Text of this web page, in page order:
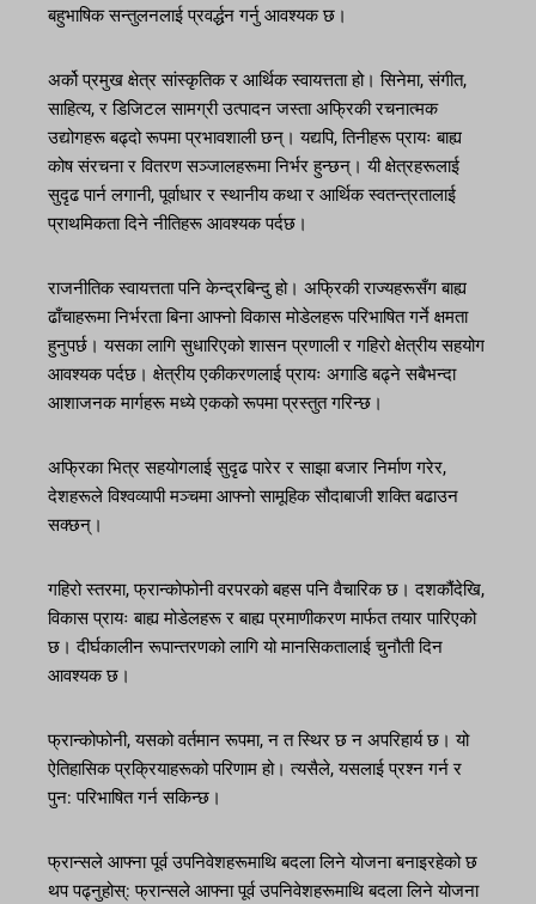
बहुभाषिक सन्तुलनलाई प्रवर्द्धन गर्नु आवश्यक छ।
अर्को प्रमुख क्षेत्र सांस्कृतिक र आर्थिक स्वायत्तता हो। सिनेमा, संगीत,
साहित्य, र डिजिटल सामग्री उत्पादन जस्ता अफ्रिकी रचनात्मक
उद्योगहरू बढ्दो रूपमा प्रभावशाली छन्। यद्यपि, तिनीहरू प्रायः बाह्य
कोष संरचना र वितरण सञ्जालहरूमा निर्भर हुन्छन्। यी क्षेत्रहरूलाई
सुदृढ पार्न लगानी, पूर्वाधार र स्थानीय कथा र आर्थिक स्वतन्त्रतालाई
प्राथमिकता दिने नीतिहरू आवश्यक पर्दछ।
राजनीतिक स्वायत्तता पनि केन्द्रबिन्दु हो। अफ्रिकी राज्यहरूसँग बाह्य
ढाँचाहरूमा निर्भरता बिना आफ्नो विकास मोडेलहरू परिभाषित गर्ने क्षमता
हुनुपर्छ। यसका लागि सुधारिएको शासन प्रणाली र गहिरो क्षेत्रीय सहयोग
आवश्यक पर्दछ। क्षेत्रीय एकीकरणलाई प्रायः अगाडि बढ्ने सबैभन्दा
आशाजनक मार्गहरू मध्ये एकको रूपमा प्रस्तुत गरिन्छ।
अफ्रिका भित्र सहयोगलाई सुदृढ पारेर र साझा बजार निर्माण गरेर,
देशहरूले विश्वव्यापी मञ्चमा आफ्नो सामूहिक सौदाबाजी शक्ति बढाउन
सक्छन्।
गहिरो स्तरमा, फ्रान्कोफोनी वरपरको बहस पनि वैचारिक छ। दशकौंदेखि,
विकास प्रायः बाह्य मोडेलहरू र बाह्य प्रमाणीकरण मार्फत तयार पारिएको
छ। दीर्घकालीन रूपान्तरणको लागि यो मानसिकतालाई चुनौती दिन
आवश्यक छ।
फ्रान्कोफोनी, यसको वर्तमान रूपमा, न त स्थिर छ न अपरिहार्य छ। यो
ऐतिहासिक प्रक्रियाहरूको परिणाम हो। त्यसैले, यसलाई प्रश्न गर्न र
पुन: परिभाषित गर्न सकिन्छ।
फ्रान्सले आफ्ना पूर्व उपनिवेशहरूमाथि बदला लिने योजना बनाइरहेको छ
थप पढ्नुहोस्: फ्रान्सले आफ्ना पूर्व उपनिवेशहरूमाथि बदला लिने योजना